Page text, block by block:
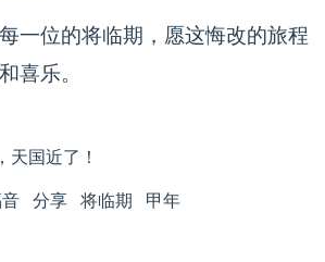
一位的将临期，愿这悔改的旅程
喜乐。
天国近了！
分享 将临期 甲年